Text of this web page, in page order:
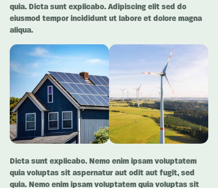
quia. Dicta sunt explicabo. Adipiscing elit sed do
eiusmod tempor incididunt ut labore et dolore magna
aliqua.
Dicta sunt explicabo. Nemo enim ipsam voluptatem
quia voluptas sit aspernatur aut odit aut fugit, sed
quia. Nemo enim ipsam voluptatem quia voluptas sit